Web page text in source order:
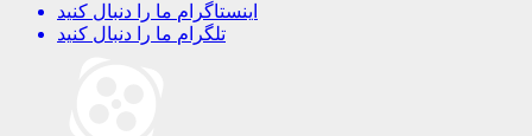
اینستاگرام ما را دنبال کنید
تلگرام ما را دنبال کنید